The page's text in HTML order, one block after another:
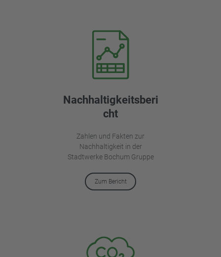
Nachhaltigkeitsberi
cht
Zahlen und Fakten zur
Nachhaltigkeit in der
Stadtwerke Bochum Gruppe
Zum Bericht